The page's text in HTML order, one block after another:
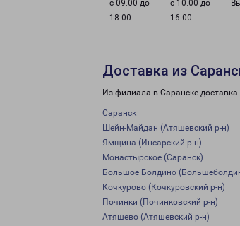
с 09:00 до
18:00
с 10:00 до
16:00
Доставка из
Из филиала в Саранске
Саранск
Шейн-Майдан (Атяшевский р-н)
Ямщина (Инсарский р-н)
Монастырское (Саранск)
Большое Болдино
Кочкурово (Кочкуровский р-н)
Починки (Починковский р-н)
Атяшево (Атяшевский р-н)